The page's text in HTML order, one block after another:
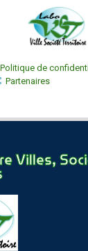
Politique de
Partenaires
Villes,